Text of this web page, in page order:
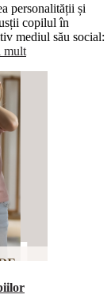
personalității și
copilul în
mediul său social:
mult